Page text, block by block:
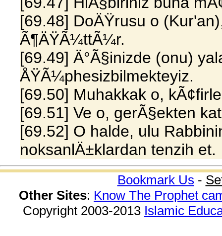
[69.48] DoÄŸrusu o
Ã¶ÄŸÃ¼ttÃ¼r.
[69.49] Ä°Ã§inizde (onu)
ÅŸÃ¼phesizbilmekteyiz.
[69.50] Muhakkak o,
[69.51] Ve o, gerÃ§ekten
[69.52] O halde, ulu
noksanlÄ±klardan tenzih et.
Bookmark Us -
Other Sites: Know The Prophet
Copyright 2003-2013 Islamic